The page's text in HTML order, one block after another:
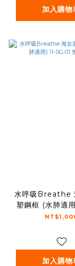
加入購物
水呼吸Breathe
塑鋼框 (水肺適
01 無面鏡
加入購物